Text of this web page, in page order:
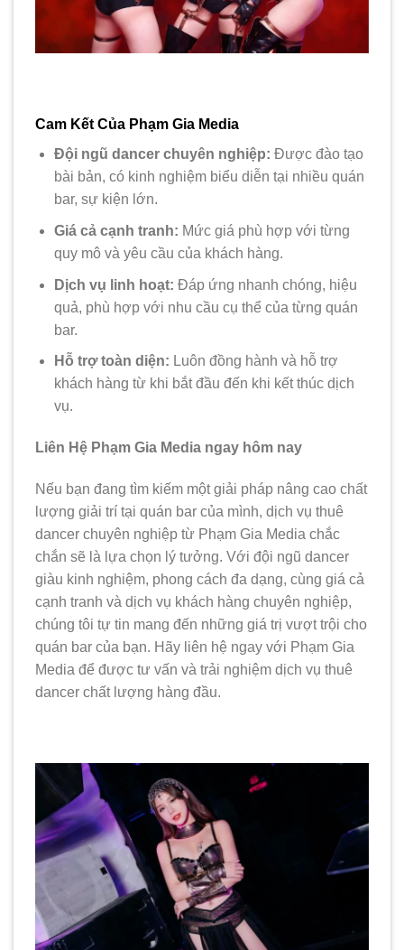
Cam Kết Của Phạm Gia Media
Đội ngũ dancer chuyên nghiệp: Được đào tạo
bài bản, có kinh nghiệm biểu diễn tại nhiều quán
bar, sự kiện lớn.
Giá cả cạnh tranh: Mức giá phù hợp với từng
quy mô và yêu cầu của khách hàng.
Dịch vụ linh hoạt: Đáp ứng nhanh chóng, hiệu
quả, phù hợp với nhu cầu cụ thể của từng quán
bar.
Hỗ trợ toàn diện: Luôn đồng hành và hỗ trợ
khách hàng từ khi bắt đầu đến khi kết thúc dịch
vụ.
Liên Hệ Phạm Gia Media ngay hôm nay
Nếu bạn đang tìm kiếm một giải pháp nâng cao chất
lượng giải trí tại quán bar của mình, dịch vụ thuê
dancer chuyên nghiệp từ Phạm Gia Media chắc
chắn sẽ là lựa chọn lý tưởng. Với đội ngũ dancer
giàu kinh nghiệm, phong cách đa dạng, cùng giá cả
cạnh tranh và dịch vụ khách hàng chuyên nghiệp,
chúng tôi tự tin mang đến những giá trị vượt trội cho
quán bar của bạn. Hãy liên hệ ngay với Phạm Gia
Media để được tư vấn và trải nghiệm dịch vụ thuê
dancer chất lượng hàng đầu.